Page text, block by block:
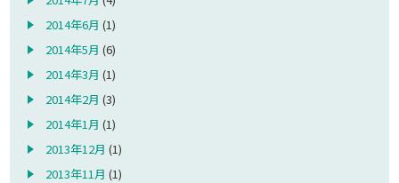
2014年6月 (1)
2014年5月 (6)
2014年3月 (1)
2014年2月 (3)
2014年1月 (1)
2013年12月 (1)
2013年11月 (1)